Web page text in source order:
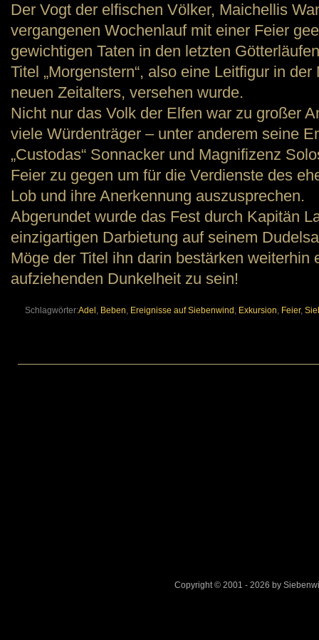
Der Vogt der elfischen Völker, Maichellis
vergangenen Wochenlauf mit einer Feier
gewichtigen Taten in den letzten
Titel „Morgenstern“, also eine Leitfigur in
neuen Zeitalters, versehen wurde.
Nicht nur das Volk der Elfen war zu großer
viele Würdenträger – unter anderem seine
„Custodas“ Sonnacker und Magnifizenz
Feier zu gegen um für die Verdienste des
Lob und ihre Anerkennung auszusprechen.
Abgerundet wurde das Fest durch Kapitän
einzigartigen Darbietung auf seinem
Möge der Titel ihn darin bestärken weiterhin
aufziehenden Dunkelheit zu sein!
Schlagwörter:Adel , Beben, Ereignisse auf Siebenwind , Exkursion, Feier,
Copyright © 2001 - 2026 by